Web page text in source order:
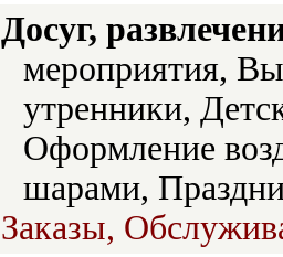
Досуг,
мероприятия,
утренники,
Оформление
шарами,
Заказы,